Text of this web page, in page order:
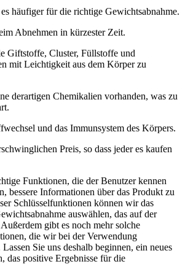
häufiger für die richtige Gewichtsabnahme.
Abnehmen in kürzester Zeit.
Giftstoffe, Cluster, Füllstoffe und
mit Leichtigkeit aus dem Körper zu
derartigen Chemikalien vorhanden, was zu
und das Immunsystem des Körpers.
Preis, so dass jeder es kaufen
Funktionen, die der Benutzer kennen
bessere Informationen über das Produkt zu
Schlüsselfunktionen können wir das
auswählen, das auf der
gibt es noch mehr solche
die wir bei der Verwendung
Sie uns deshalb beginnen, ein neues
das positive Ergebnisse für die